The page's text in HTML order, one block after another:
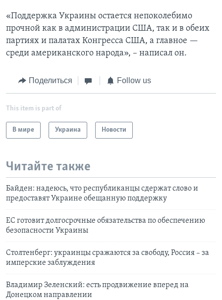
«Поддержка Украины остается непоколебимо
прочной как в администрации США, так и в обеих
партиях и палатах Конгресса США, а главное —
среди американского народа», – написал он.
Поделиться Follow us
This item is part of
В мире Украина Новости
Читайте также
Байден: надеюсь, что республиканцы сдержат слово и
предоставят Украине обещанную поддержку
ЕС готовит долгосрочные обязательства по обеспечению
безопасности Украины
Столтенберг: украинцы сражаются за свободу, Россия – за
имперские заблуждения
Владимир Зеленский: есть продвижение вперед на
Донецком направлении